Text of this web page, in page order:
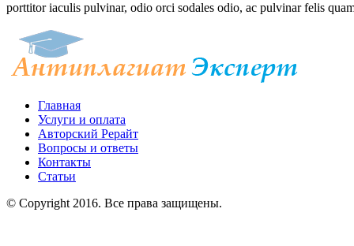
porttitor iaculis pulvinar, odio orci sodales odio, ac pulvinar felis
Главная
Услуги и оплата
Авторский Рерайт
Вопросы и ответы
Контакты
Статьи
© Copyright 2016. Все права защищены.